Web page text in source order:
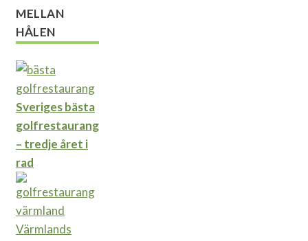
MELLAN
HÅLEN
Sveriges bästa
golfrestaurang
– tredje året i
rad
Värmlands